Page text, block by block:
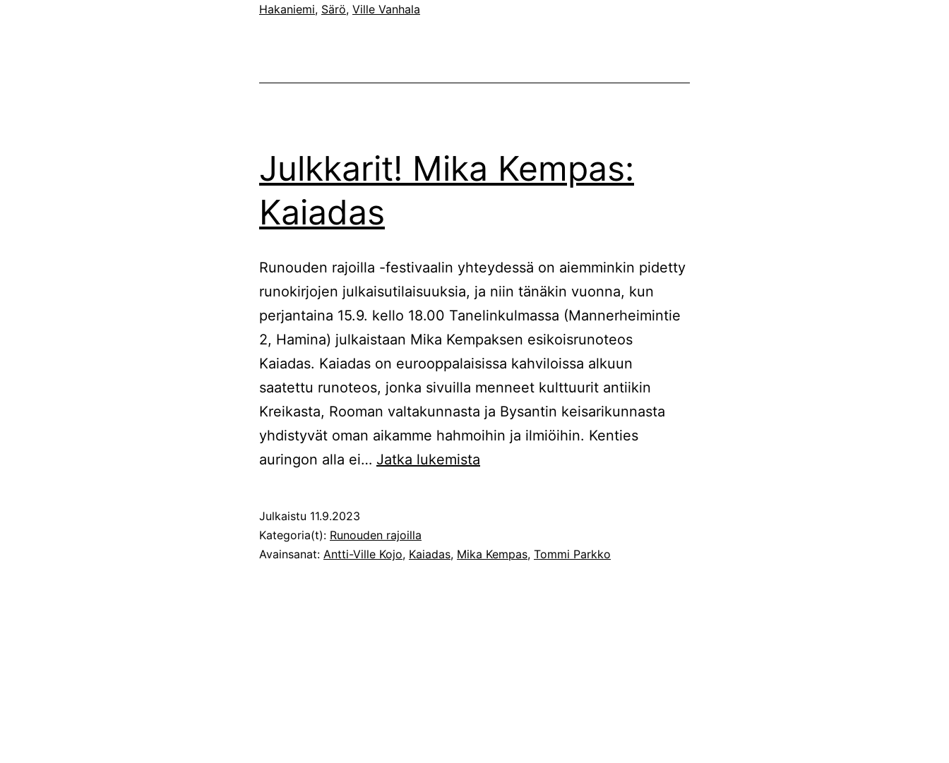
Hakaniemi, Särö, Ville Vanhala
Julkkarit! Mika Kempas:
Kaiadas
Runouden rajoilla -festivaalin yhteydessä on aiemminkin pidetty
runokirjojen julkaisutilaisuuksia, ja niin tänäkin vuonna, kun
perjantaina 15.9. kello 18.00 Tanelinkulmassa (Mannerheimintie
2, Hamina) julkaistaan Mika Kempaksen esikoisrunoteos
Kaiadas. Kaiadas on eurooppalaisissa kahviloissa alkuun
saatettu runoteos, jonka sivuilla menneet kulttuurit antiikin
Kreikasta, Rooman valtakunnasta ja Bysantin keisarikunnasta
yhdistyvät oman aikamme hahmoihin ja ilmiöihin. Kenties
auringon alla ei… Jatka lukemista
Julkaistu 11.9.2023
Kategoria(t): Runouden rajoilla
Avainsanat: Antti-Ville Kojo, Kaiadas, Mika Kempas, Tommi Parkko